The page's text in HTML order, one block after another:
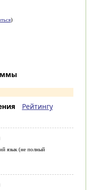
)
Рейтингу
язык (не полный